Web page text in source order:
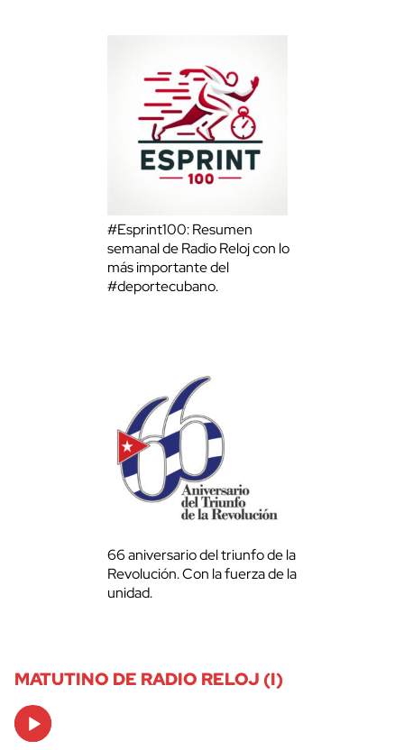
#Esprint100: Resumen
semanal de Radio Reloj con lo
más importante del
#deportecubano.
66 aniversario del triunfo de la
Revolución. Con la fuerza de la
unidad.
MATUTINO DE RADIO RELOJ (I)
Audio
Player